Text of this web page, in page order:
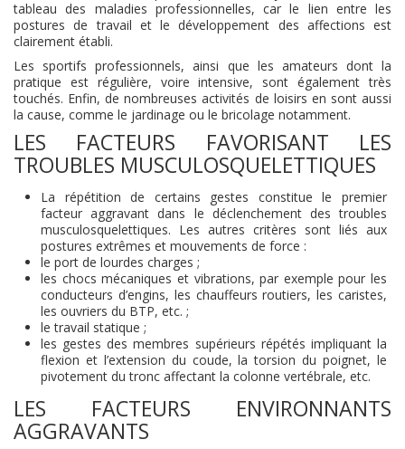
tableau des maladies professionnelles, car le lien entre les
postures de travail et le développement des affections est
clairement établi.
Les sportifs professionnels, ainsi que les amateurs dont la
pratique est régulière, voire intensive, sont également très
touchés. Enfin, de nombreuses activités de loisirs en sont aussi
la cause, comme le jardinage ou le bricolage notamment.
LES FACTEURS FAVORISANT LES
TROUBLES MUSCULOSQUELETTIQUES
La répétition de certains gestes constitue le premier
facteur aggravant dans le déclenchement des troubles
musculosquelettiques. Les autres critères sont liés aux
postures extrêmes et mouvements de force :
le port de lourdes charges ;
les chocs mécaniques et vibrations, par exemple pour les
conducteurs d’engins, les chauffeurs routiers, les caristes,
les ouvriers du BTP, etc. ;
le travail statique ;
les gestes des membres supérieurs répétés impliquant la
flexion et l’extension du coude, la torsion du poignet, le
pivotement du tronc affectant la colonne vertébrale, etc.
LES FACTEURS ENVIRONNANTS
AGGRAVANTS